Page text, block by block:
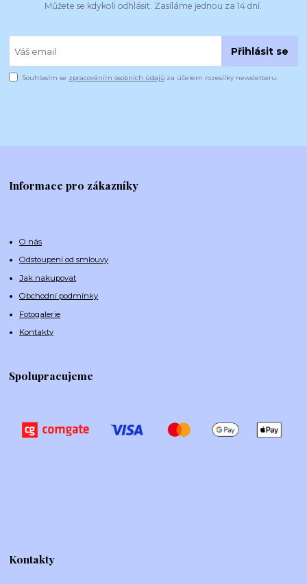
Můžete se kdykoli odhlásit. Zasíláme jednou za 14 dní.
Přihlásit se
Souhlasím se zpracováním osobních údajů za účelem rozesílky newsletteru.
Informace pro zákazníky
O nás
Odstoupení od smlouvy
Jak nakupovat
Obchodní podmínky
Fotogalerie
Kontakty
Spolupracujeme
Kontakty